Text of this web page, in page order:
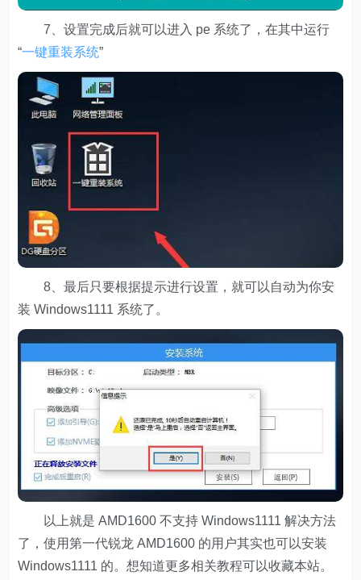
7、设置完成后就可以进入 pe 系统了，在其中运行
“一键重装系统”
8、最后只要根据提示进行设置，就可以自动为你安
装 Windows1111 系统了。
以上就是 AMD1600 不支持 Windows1111 解决方法
了，使用第一代锐龙 AMD1600 的用户其实也可以安装
Windows1111 的。想知道更多相关教程可以收藏本站。